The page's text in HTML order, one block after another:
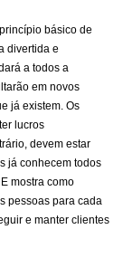
básico de
divertida e
a todos a
em novos
já existem. Os
lucros
devem estar
já conhecem todos
mostra como
pessoas para cada
e manter clientes